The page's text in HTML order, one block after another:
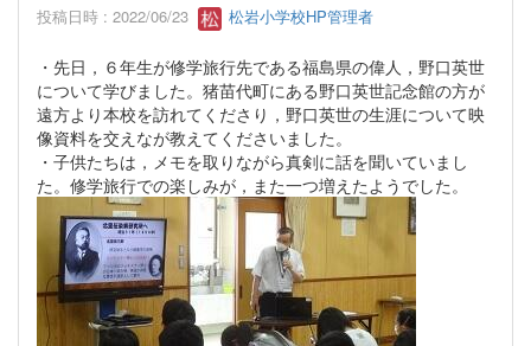
投稿日時 : 2022/06/23 松岩小学校HP管理者
・先日，６年生が修学旅行先である福島県の偉人，野口英世
について学びました。猪苗代町にある野口英世記念館の方が
遠方より本校を訪れてくださり，野口英世の生涯について映
像資料を交えなが教えてくださいました。
・子供たちは，メモを取りながら真剣に話を聞いていまし
た。修学旅行での楽しみが，また一つ増えたようでした。